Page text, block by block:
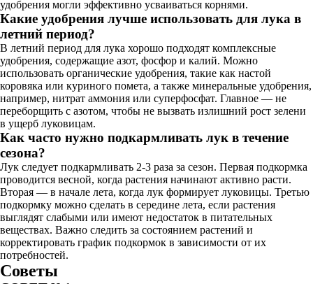
удобрения могли эффективно усваиваться корнями.
Какие удобрения лучше использовать для лука в
летний период?
В летний период для лука хорошо подходят комплексные
удобрения, содержащие азот, фосфор и калий. Можно
использовать органические удобрения, такие как настой
коровяка или куриного помета, а также минеральные удобрения,
например, нитрат аммония или суперфосфат. Главное — не
переборщить с азотом, чтобы не вызвать излишний рост зелени
в ущерб луковицам.
Как часто нужно подкармливать лук в течение
сезона?
Лук следует подкармливать 2-3 раза за сезон. Первая подкормка
проводится весной, когда растения начинают активно расти.
Вторая — в начале лета, когда лук формирует луковицы. Третью
подкормку можно сделать в середине лета, если растения
выглядят слабыми или имеют недостаток в питательных
веществах. Важно следить за состоянием растений и
корректировать график подкормок в зависимости от их
потребностей.
Советы